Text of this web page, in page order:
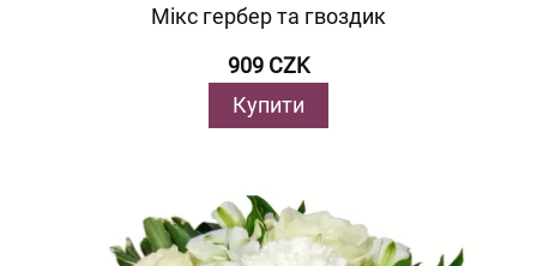
Мікс гербер та гвоздик
909 CZK
Купити